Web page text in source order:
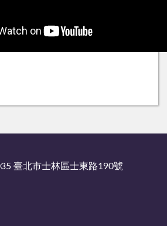
臺北市士林區士東路190號